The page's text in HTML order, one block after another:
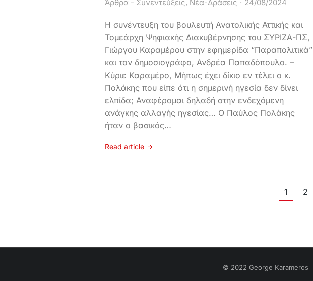
Άρθρα - Συνεντεύξεις, Νέα-Δράσεις 24/08/2024
Η συνέντευξη του βουλευτή Ανατολικής Αττικής και
Τομεάρχη Ψηφιακής Διακυβέρνησης του ΣΥΡΙΖΑ-ΠΣ,
Γιώργου Καραμέρου στην εφημερίδα “Παραπολιτικά”
και τον δημοσιογράφο, Ανδρέα Παπαδόπουλο. –
Κύριε Καραμέρο, Μήπως έχει δίκιο εν τέλει ο κ.
Πολάκης που είπε ότι η σημερινή ηγεσία δεν δίνει
ελπίδα; Αναφέρομαι δηλαδή στην ενδεχόμενη
ανάγκης αλλαγής ηγεσίας… Ο Παύλος Πολάκης
ήταν ο βασικός…
Read article
1 2
© 2022 George Karameros